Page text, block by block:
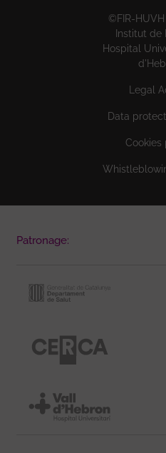
©FIR-
Institut de
Hospital
Legal
Data
Cookies
Patronage: